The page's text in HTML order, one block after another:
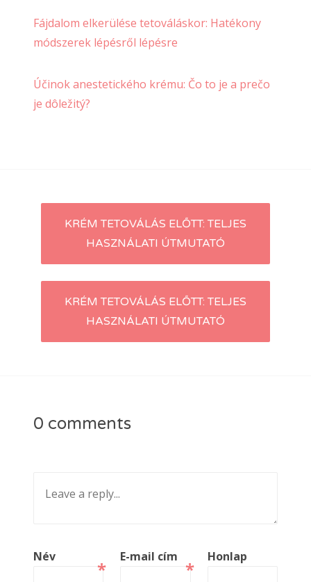
Fájdalom elkerülése tetováláskor: Hatékony
módszerek lépésről lépésre
Účinok anestetického krému: Čo to je a prečo
je dôležitý?
Post
navigation
KRÉM TETOVÁLÁS ELŐTT: TELJES
HASZNÁLATI ÚTMUTATÓ
KRÉM TETOVÁLÁS ELŐTT: TELJES
HASZNÁLATI ÚTMUTATÓ
0 comments
Név
*
E-mail cím
*
Honlap